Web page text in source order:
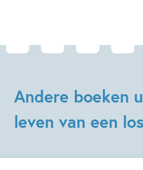
Andere boeken
leven van een